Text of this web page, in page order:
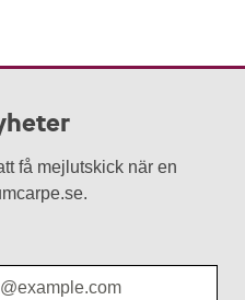
få mejlutskick när en